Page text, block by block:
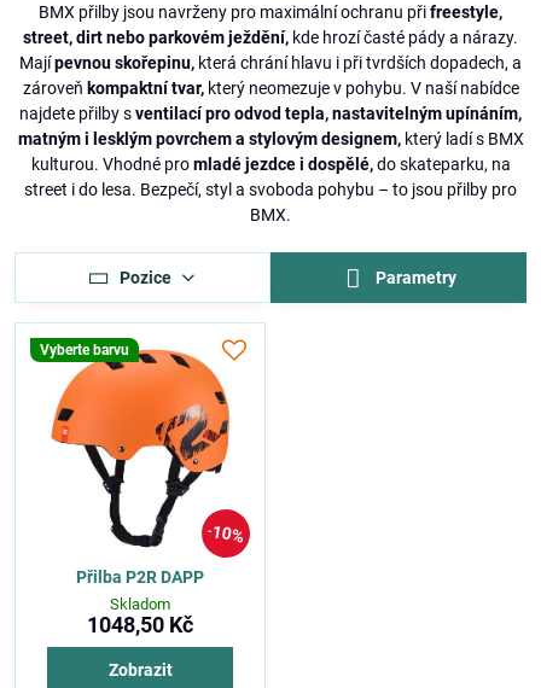
BMX přilby jsou navrženy pro maximální ochranu přifreestyle,
street, dirt nebo parkovém ježdění, kde hrozí časté pády a nárazy.
Majípevnou skořepinu, která chrání hlavu i při tvrdších dopadech, a
zároveň kompaktní tvar,který neomezuje v pohybu. V naší nabídce
najdete přilby sventilací pro odvod tepla, nastavitelným upínáním,
matným i lesklým povrchem a stylovým designem,který ladí s BMX
kulturou. Vhodné promladé jezdce i dospělé,do skateparku, na
street i do lesa. Bezpečí, styl a svoboda pohybu – to jsou přilby pro
BMX.
Pozice Parametry
10%
Vyberte barvu
Přilba P2R DAPP
Skladom
1048,50 Kč
Zobrazit